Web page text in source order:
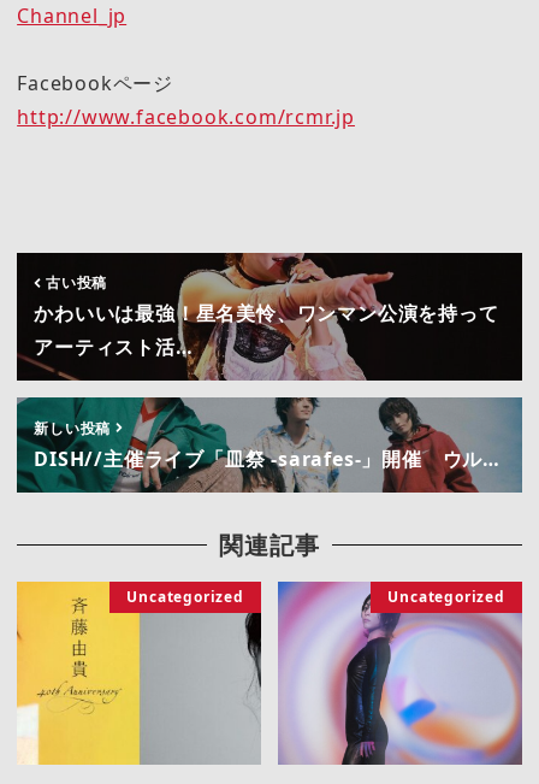
Channel_jp
Facebookページ
http://www.facebook.com/rcmr.jp
古い投稿
かわいいは最強！星名美怜、ワンマン公演を持って
アーティスト活…
新しい投稿
DISH//主催ライブ「皿祭 -sarafes-」開催 ウル…
関連記事
Uncategorized Uncategorized